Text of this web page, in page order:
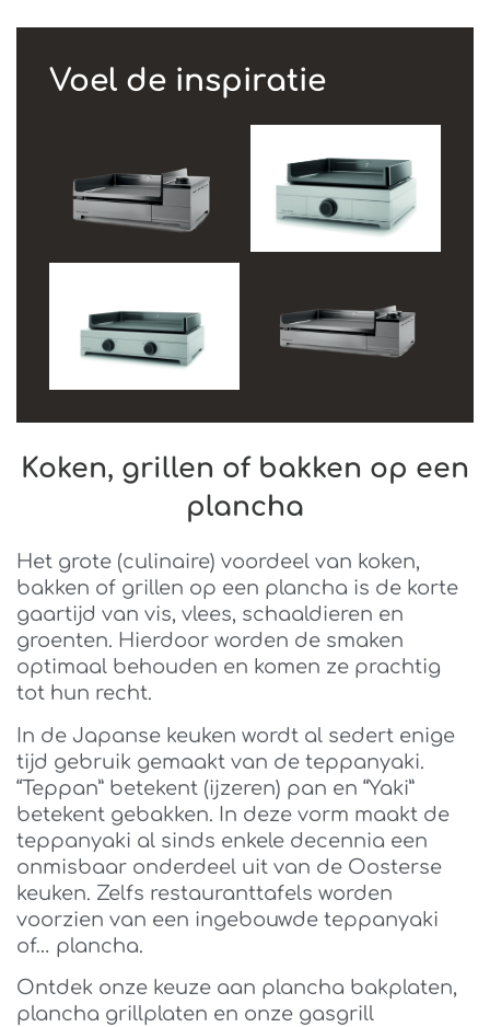
Voel de inspiratie
Koken, grillen of bakken op een
plancha
Het grote (culinaire) voordeel van koken,
bakken of grillen op een plancha is de korte
gaartijd van vis, vlees, schaaldieren en
groenten. Hierdoor worden de smaken
optimaal behouden en komen ze prachtig
tot hun recht.
In de Japanse keuken wordt al sedert enige
tijd gebruik gemaakt van de teppanyaki.
“Teppan” betekent (ijzeren) pan en “Yaki”
betekent gebakken. In deze vorm maakt de
teppanyaki al sinds enkele decennia een
onmisbaar onderdeel uit van de Oosterse
keuken. Zelfs restauranttafels worden
voorzien van een ingebouwde teppanyaki
of… plancha.
Ontdek onze keuze aan plancha bakplaten,
plancha grillplaten en onze gasgrill